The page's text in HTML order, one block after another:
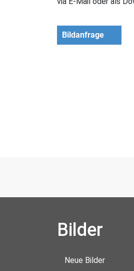
Bildanfrage
Bilder
Neue Bilder